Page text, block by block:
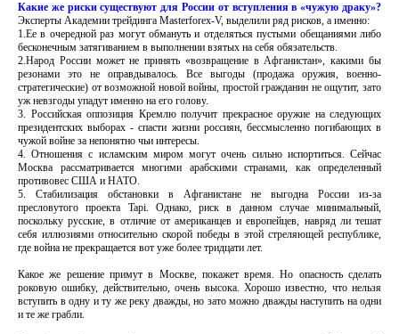
Какие же риски существуют для России от вступления в «чужую драку»?
Эксперты Академии трейдинга Masterforex-V, выделили ряд рисков, а именно:
1.Ее в очередной раз могут обмануть и отделяться пустыми обещаниями либо
бесконечным затягиванием в выполнении взятых на себя обязательств.
2.Народ России может не принять «возвращение в Афганистан», какими бы
резонами это не оправдывалось. Все выгоды (продажа оружия, военно-
стратегические) от возможной новой войны, простой гражданин не ощутит, зато
уж невзгоды упадут именно на его голову.
3. Российская оппозиция Кремлю получит прекрасное оружие на следующих
президентских выборах - спасти жизни россиян, бессмысленно погибающих в
чужой войне за непонятно чьи интересы.
4. Отношения с исламским миром могут очень сильно испортиться. Сейчас
Москва рассматривается многими арабскими странами, как определенный
противовес США и НАТО.
5. Стабилизация обстановки в Афганистане не выгодна России из-за
пресловутого проекта Tapi. Однако, риск в данном случае минимальный,
поскольку русские, в отличие от американцев и европейцев, навряд ли тешат
себя иллюзиями относительно скорой победы в этой стреляющей республике,
где война не прекращается вот уже более тридцати лет.
Какое же решение примут в Москве, покажет время. Но опасность сделать
роковую ошибку, действительно, очень высока. Хорошо известно, что нельзя
вступить в одну и ту же реку дважды, но зато можно дважды наступить на одни
и те же грабли.